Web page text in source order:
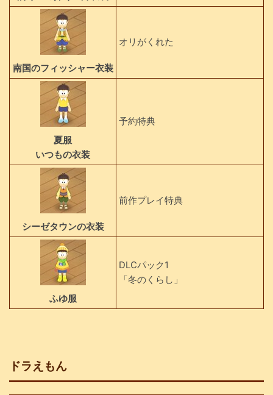
南国のフィッシャー衣装
オリがくれた
夏服
いつもの衣装
予約特典
シーゼタウンの衣装
前作プレイ特典
ふゆ服
DLCパック1
「冬のくらし」
ドラえもん